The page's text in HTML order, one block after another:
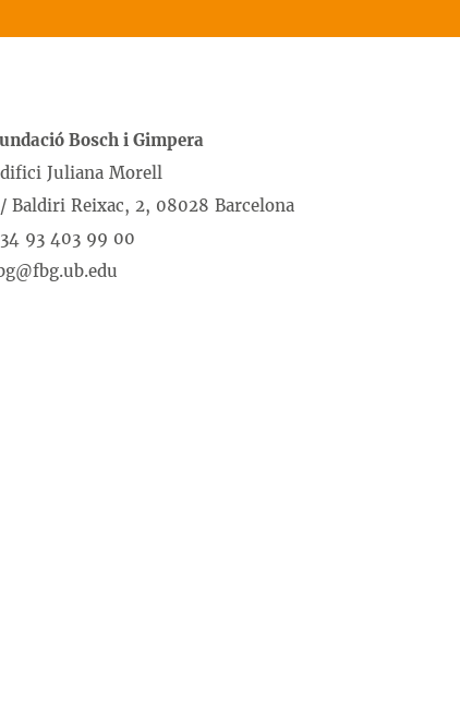
Bosch i Gimpera
Juliana Morell
Baldiri Reixac, 2, 08028 Barcelona
93 403 99 00